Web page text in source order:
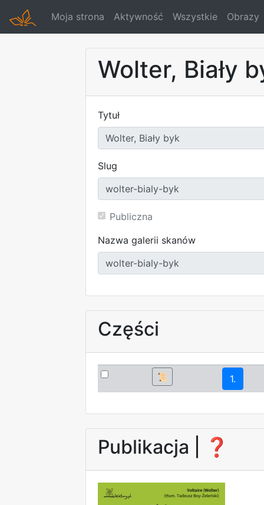
Moja strona Aktywność Wszystkie Obrazy
Wolter, Biały
Tytuł
Slug
Publiczna
Nazwa galerii skanów
Części
📜 1.
Publikacja | ❓